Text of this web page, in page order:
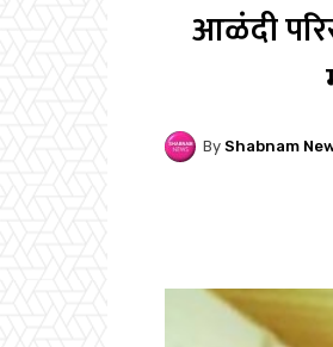
आळंदी
By Shabnam